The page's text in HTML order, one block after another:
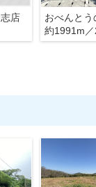
店
約1991m